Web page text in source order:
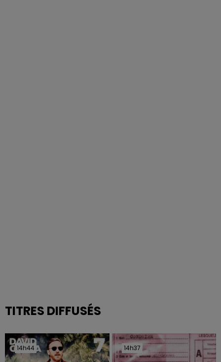
TITRES DIFFUSÉS
14h44
14h44 14h37
14h37